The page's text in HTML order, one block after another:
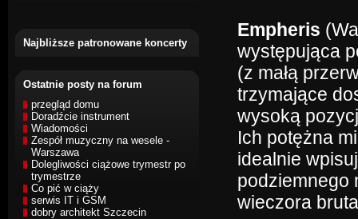
Najbliższe patronowane koncerty
Ostatnie posty na forum
przegląd domu
Doradźcie instrument
Wiadomości
Zespół muzyczny na wesele -
Warszawa
Dolegliwości ciążowe trymestr po
trymestrze
Co pić w ciąży
serwis IT i GSM
dobry architekt Szczecin
Empheris
występująca
(z małą
trzymające
wysoką
Ich potężna
idealnie
podziemnego
wieczora